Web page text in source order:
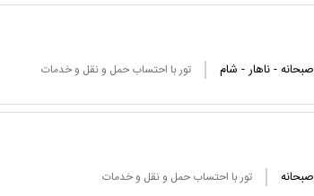
صبحانه - ناهار - شام تور با احتساب حمل و نقل و خدمات
صبحانه تور با احتساب حمل و نقل و خدمات